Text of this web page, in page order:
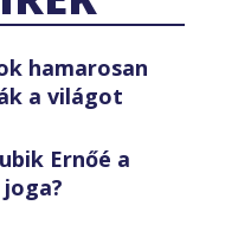
hamarosan
a világot
Ernőé a